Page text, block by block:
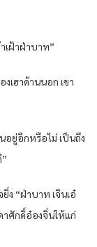
เฝ้าฝ่าบาท”
เฮาด้านนอก เขา
อยู่อีกหรือไม่ เป็นถึง
ยิ่ง “ฝ่าบาท เจินเอ๋
ศักดิ์อ๋องจิ่นให้แก่